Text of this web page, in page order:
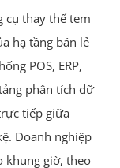
cụ thay thế tem
hạ tầng bán lẻ
POS, ERP,
phân tích dữ
tiếp giữa
Doanh nghiệp
khung giờ, theo